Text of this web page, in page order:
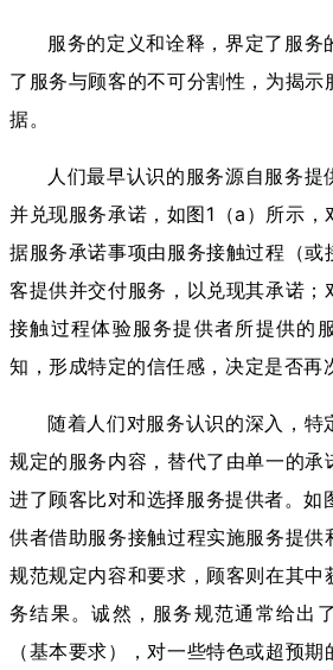
服务的定义和诠释，界定了服务
了服务与顾客的不可分割性，为揭示
据。
人们最早认识的服务源自服务提
并兑现服务承诺，如图1（a）所示，
据服务承诺事项由服务接触过程（或
客提供并交付服务，以兑现其承诺；
接触过程体验服务提供者所提供的
知，形成特定的信任感，决定是否再
随着人们对服务认识的深入，特
规定的服务内容，替代了由单一的承
进了顾客比对和选择服务提供者。如
供者借助服务接触过程实施服务提供
规范规定内容和要求，顾客则在其中
务结果。诚然，服务规范通常给出
（基本要求），对一些特色或超预